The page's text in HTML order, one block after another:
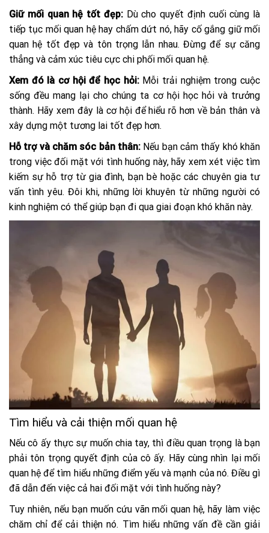
Giữ mối quan hệ tốt đẹp:Dù cho quyết định cuối cùng là
tiếp tục mối quan hệ hay chấm dứt nó, hãy cố gắng giữ mối
quan hệ tốt đẹp và tôn trọng lẫn nhau. Đừng để sự căng
thẳng và cảm xúc tiêu cực chi phối mối quan hệ.
Xem đó là cơ hội để học hỏi:Mỗi trải nghiệm trong cuộc
sống đều mang lại cho chúng ta cơ hội học hỏi và trưởng
thành. Hãy xem đây là cơ hội để hiểu rõ hơn về bản thân và
xây dựng một tương lai tốt đẹp hơn.
Hỗ trợ và chăm sóc bản thân: Nếu bạn cảm thấy khó khăn
trong việc đối mặt với tình huống này, hãy xem xét việc tìm
kiếm sự hỗ trợ từ gia đình, bạn bè hoặc các chuyên gia tư
vấn tình yêu. Đôi khi, những lời khuyên từ những người có
kinh nghiệm có thể giúp bạn đi qua giai đoạn khó khăn này.
Tìm hiểu và cải thiện mối quan hệ
Nếu cô ấy thực sự muốn chia tay, thì điều quan trọng là bạn
phải tôn trọng quyết định của cô ấy. Hãy cùng nhìn lại mối
quan hệ để tìm hiểu những điểm yếu và mạnh của nó. Điều gì
đã dẫn đến việc cả hai đối mặt với tình huống này?
Tuy nhiên, nếu bạn muốn cứu vãn mối quan hệ, hãy làm việc
chăm chỉ để cải thiện nó. Tìm hiểu những vấn đề cần giải